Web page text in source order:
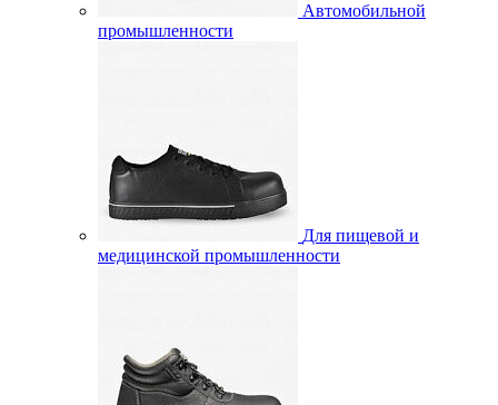
Автомобильной
промышленности
Для пищевой и
медицинской промышленности